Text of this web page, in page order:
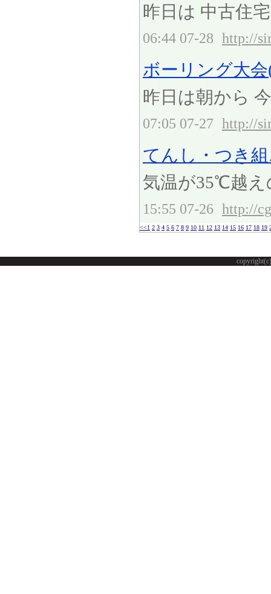
昨日は 中古住
06:44 07-28 http://
ボーリング大
昨日は朝から
07:05 07-27 http://
てんし・つき
気温が35℃越え
15:55 07-26 http://
<<1 2 3 4 5 6 7 8 9 10 11 12 13 14 15 16 17 18 19